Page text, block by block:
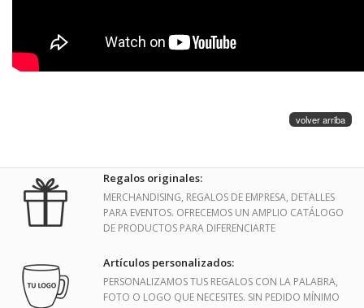
volver arriba
Regalos originales:
MERCHANDISING, REGALOS DE EMPRESA, DETALLES
PARA EVENTOS. OFRECEMOS UN AMPLIO CATÁLOGO
DE PRODUCTOS PARA DIFERENCIARTE
Artículos personalizados:
PERSONALIZAMOS TUS REGALOS CON LA PALABRA,
FOTO O LOGO QUE NECESITES. SIN PEDIDO MÍNIMO